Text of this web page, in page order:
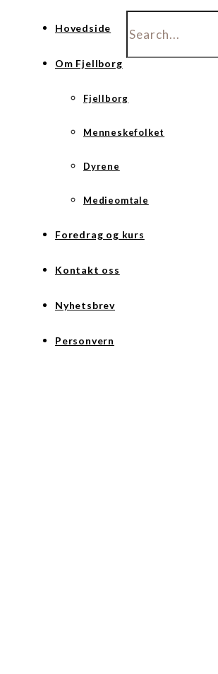
Hovedside
Om Fjellborg
Fjellborg
Menneskefolket
Dyrene
Medieomtale
Foredrag og kurs
Kontakt oss
Nyhetsbrev
Personvern